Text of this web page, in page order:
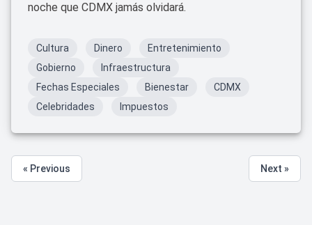
noche que CDMX jamás olvidará.
Cultura Dinero
Entretenimiento
Gobierno
Infraestructura
Fechas Especiales
Bienestar
CDMX
Celebridades
Impuestos
« Previous Next »